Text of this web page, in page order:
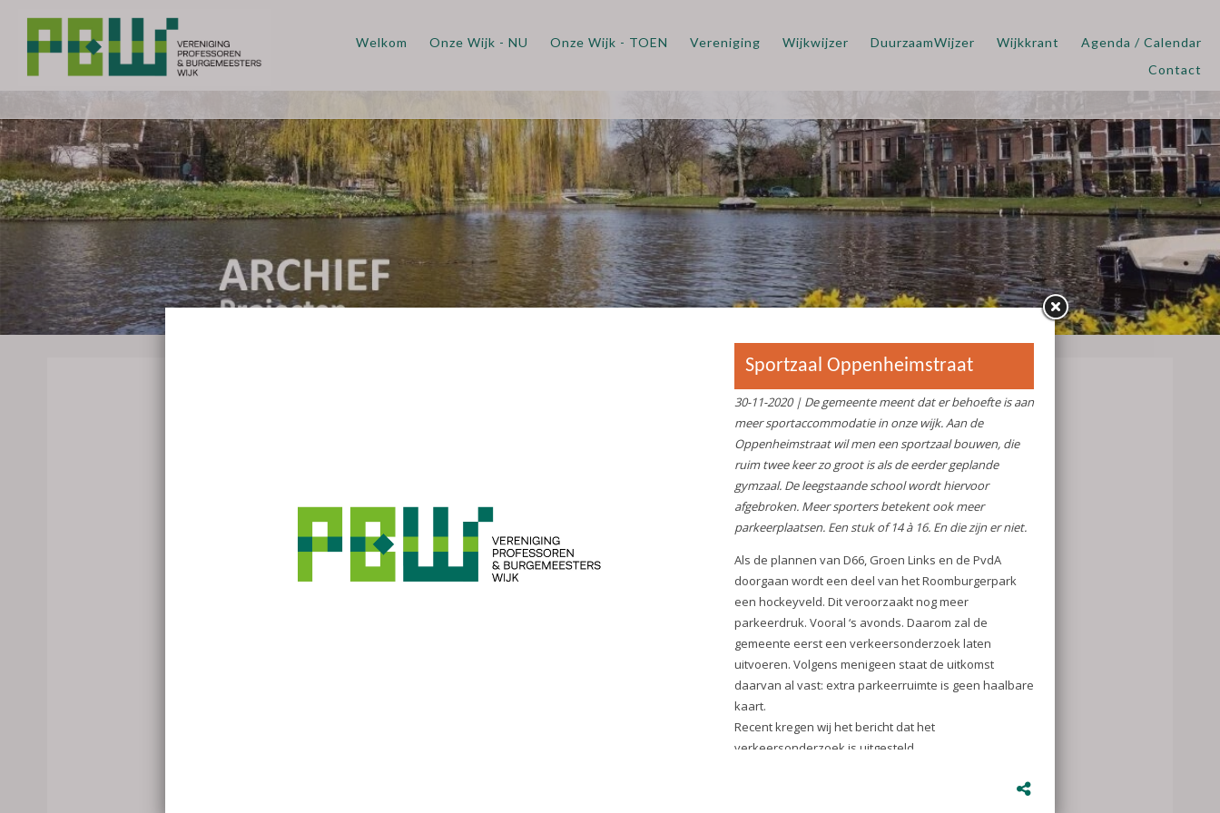
Welkom Onze Wijk - NU Onze Wijk - TOEN Vereniging Wijkwijzer DuurzaamWijzer Wijkkrant
Agenda / Calendar
Contact
Sportzaal Oppenheimstraat
De gemeente meent dat er
behoefte is aan meer sportaccommodatie in
onze wijk. Aan de Oppenheimstraat wil men
een sportzaal bouwen, die ruim twee keer zo
groot is als de eerder geplande gymzaal. De
afgebroken. Meer sporters betekent ook
meer parkeerplaatsen. Een stuk of 14 à 16. En
Als de plannen van D66, Groen Links en de
PvdA doorgaan wordt een deel van het
Roomburgerpark een hockeyveld. Dit
veroorzaakt nog meer parkeerdruk. Vooral ‘s
avonds. Daarom zal de gemeente eerst een
menigeen staat de uitkomst daarvan al vast:
extra parkeerruimte is geen haalbare kaart.